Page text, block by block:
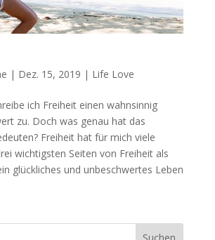
| Dez. 15, 2019 | Life Love
ich Freiheit einen wahnsinnig
zu. Doch was genau hat das
Freiheit hat für mich viele
wichtigsten Seiten von Freiheit als
glückliches und unbeschwertes Leben